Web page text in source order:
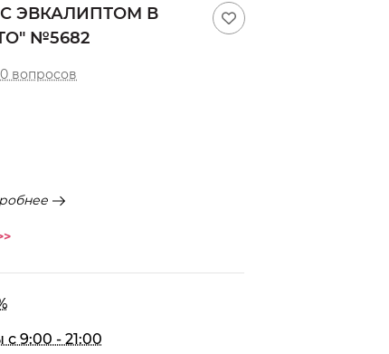
ЭВКАЛИПТОМ В
№5682
0 вопросов
9:00 - 21:00